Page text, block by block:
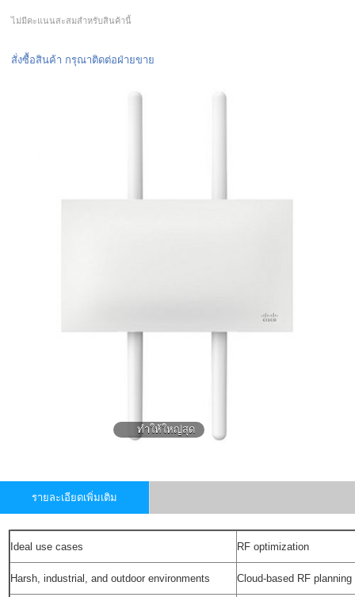
ไม่มีคะแนนสะสมสำหรับสินค้านี้
สั่งซื้อสินค้า กรุณาติดต่อฝ่ายขาย
ทำให้ใหญ่สุด
รายละเอียดเพิ่มเติม
Ideal use cases RF optimization
Harsh, industrial, and outdoor environments Cloud-based RF planning